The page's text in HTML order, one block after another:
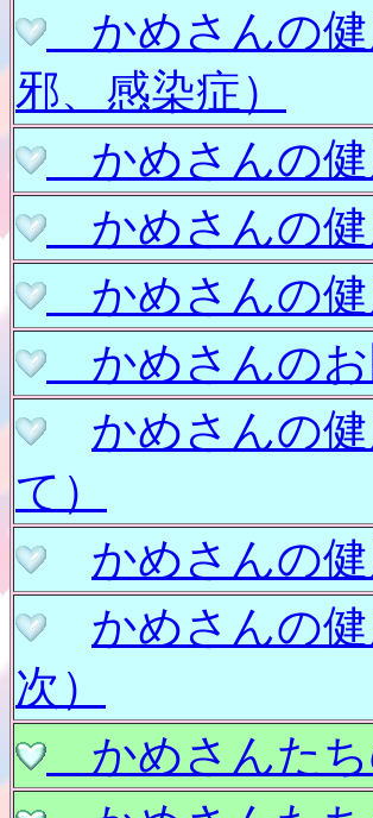
かめさん
邪、感染症）
かめさん
かめさん
かめさん
かめさんの
かめさん
て）
かめさん
かめさん
次）
かめさんた